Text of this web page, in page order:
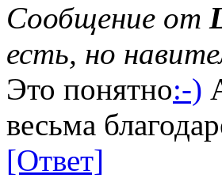
Сообщение от
есть, но
Это понятно:-)
весьма
[Ответ]